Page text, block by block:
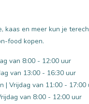
kaas en meer kun je
food kopen.
van 8:00 - 12:00 uur
van 13:00 - 16:30 uur
| Vrijdag van 11:00 - 17:00
van 8:00 - 12:00 uur